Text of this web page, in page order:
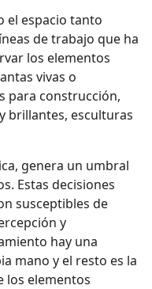
el espacio tanto
de trabajo que ha
los elementos
vivas o
para construcción,
brillantes, esculturas
genera un umbral
Estas decisiones
susceptibles de
y
hay una
mano y el resto es la
los elementos